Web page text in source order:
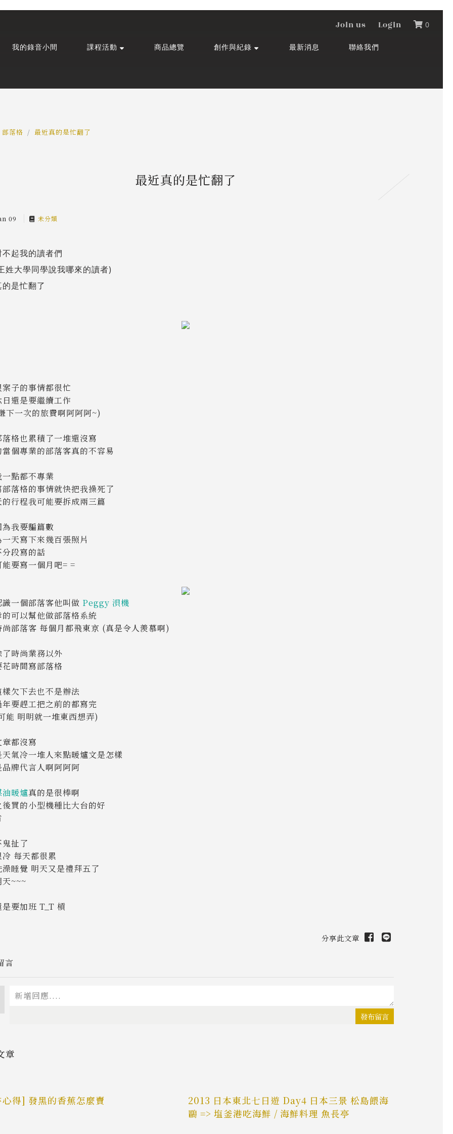
Join us Login 0
我的錄音小間 課程活動 商品總覽 創作與紀錄 最新消息 聯絡我們
部落格 最近真的是忙翻了
最近真的是忙翻了
09 未分類
起我的讀者們
姓大學同學說我哪來的讀者)
是忙翻了
子的事情都很忙
還是要繼續工作
下一次的旅費啊阿阿阿~)
格也累積了一堆還沒寫
個專業的部落客真的不容易
點都不專業
落格的事情就快把我操死了
行程我可能要拆成兩三篇
我要騙篇數
天寫下來幾百張照片
段寫的話
要寫一個月吧= =
一個部落客他叫做 Peggy 浿機
可以幫他做部落格系統
尚部落客 每個月都飛東京 (真是令人羨慕啊)
時尚業務以外
時間寫部落格
欠下去也不是辦法
要趕工把之前的都寫完
能 明明就一堆東西想弄)
都沒寫
氣冷一堆人來點暖爐文是怎樣
牌代言人啊阿阿阿
油暖爐真的是很棒啊
買的小型機種比大台的好
扯了
每天都很累
睡覺 明天又是禮拜五了
~~~
要加班 T_T 槓
分享此文章
言
發布留言
章
得] 發黑的香蕉怎麼賣
2013 日本東北七日遊 Day4 日本三景 松島餵海
鷗 => 塩釜港吃海鮮 / 海鮮料理 魚長亭